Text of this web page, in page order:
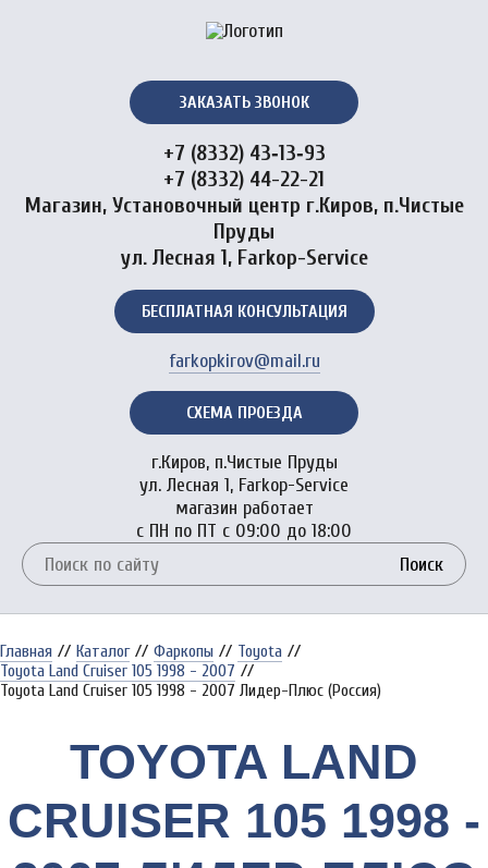
ЗАКАЗАТЬ ЗВОНОК
+7 (8332) 43‑13‑93
+7 (8332) 44-22-21
Магазин, Установочный центр г.Киров, п.Чистые
Пруды
ул. Лесная 1, Farkop-Service
БЕСПЛАТНАЯ КОНСУЛЬТАЦИЯ
farkopkirov@mail.ru
СХЕМА ПРОЕЗДА
г.Киров, п.Чистые Пруды
ул. Лесная 1, Farkop-Service
магазин работает
с ПН по ПТ с 09:00 до 18:00
Поиск
Главная // Каталог // Фаркопы // Toyota //
Toyota Land Cruiser 105 1998 - 2007 //
Toyota Land Cruiser 105 1998 - 2007 Лидер-Плюс (Россия)
TOYOTA LAND
CRUISER 105 1998 -